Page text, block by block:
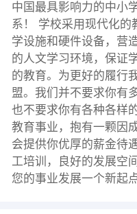
中国最具影响力的中小
系！ 学校采用现代化的
学设施和硬件设备，营
的人文学习环境，保证
的教育。为更好的履行
盟。我们并不要求你有
也不要求你有各种各样
教育事业，抱有一颗因
会提供你优厚的薪金待
工培训，良好的发展空
您的事业发展一个新起